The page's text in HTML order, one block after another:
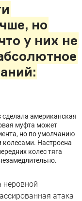
но
у них не
сделала американская
муфта может
но по умолчанию
колесами. Настроена
колес тяга
неровной
атака